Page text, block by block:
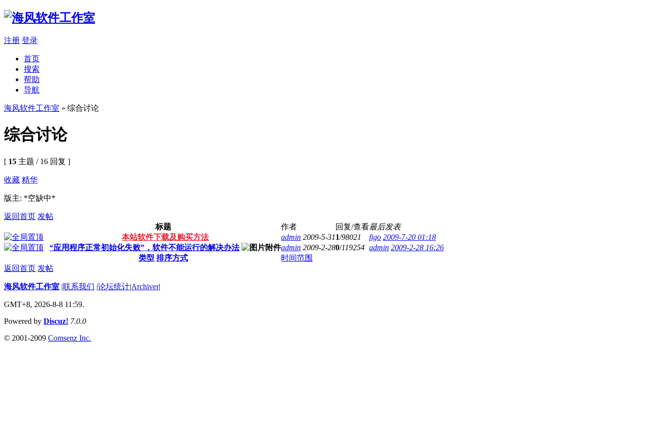
注册 登录
首页
搜索
帮助
导航
海风软件工作室 » 综合讨论
综合讨论
[ 15 主题 / 16 回复 ]
收藏 精华
版主: *空缺中*
返回首页 发帖
标题
作者 回复/查看最后发表
本站软件下载及购买方法
admin 2009-5-311/98021 figo 2009-7-20 01:18
“应用程序正常初始化失败”，软件不能运行的解决办法
admin 2009-2-280/119254 admin 2009-2-28 16:26
类型 排序方式
时间范围
返回首页 发帖
海风软件工作室 |联系我们 |论坛统计|Archiver|
GMT+8, 2026-8-8 11:59.
Powered by Discuz! 7.0.0
© 2001-2009 Comsenz Inc.